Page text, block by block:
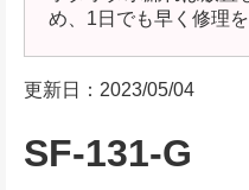
め、1日でも早く修理を
更新日：2023/05/04
SF-131-G